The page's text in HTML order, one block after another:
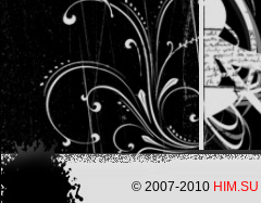
© 2007-2010 HIM.SU